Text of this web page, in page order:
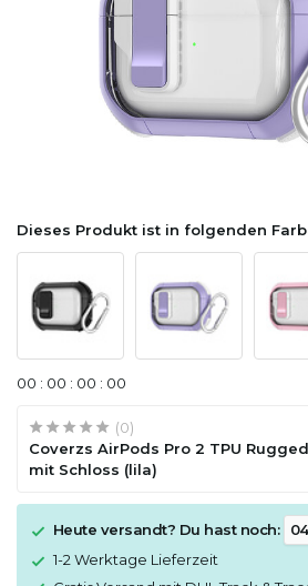
Dieses Produkt ist in folgenden
00 : 00 : 00 : 00
(0)
Coverzs AirPods Pro 2 TPU
mit Schloss (lila)
Heute versandt? Du hast noch: 04
1-2 Werktage Lieferzeit